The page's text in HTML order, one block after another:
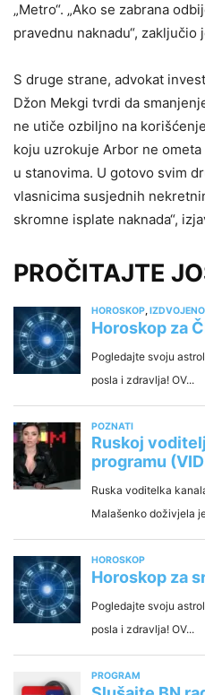
„Metro“. „Ako se zabrana
pravednu naknadu“, zaključio
S druge strane, advokat
Džon Mekgi tvrdi da
ne utiče ozbiljno na
koju uzrokuje Arbor ne
u stanovima. U gotovo svim
vlasnicima susjednih
skromne isplate naknada“,
PROČITAJTE